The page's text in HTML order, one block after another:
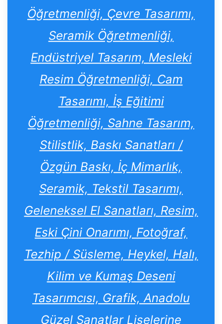
Öğretmenliği, Çevre Tasarımı,
Seramik Öğretmenliği,
Endüstriyel Tasarım, Mesleki
Resim Öğretmenliği, Cam
Tasarımı, İş Eğitimi
Öğretmenliği, Sahne Tasarım,
Stilistlik, Baskı Sanatları /
Özgün Baskı, İç Mimarlık,
Seramik, Tekstil Tasarımı,
Geleneksel El Sanatları, Resim,
Eski Çini Onarımı, Fotoğraf,
Tezhip / Süsleme, Heykel, Halı,
Kilim ve Kumaş Deseni
Tasarımcısı, Grafik, Anadolu
Güzel Sanatlar Liselerine